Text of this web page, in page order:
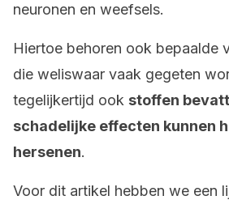
neuronen en weefsels.
Hiertoe behoren ook bepaalde
die weliswaar vaak gegeten
tegelijkertijd ook stoffen
schadelijke effecten kunnen
hersenen.
Voor dit artikel hebben we een